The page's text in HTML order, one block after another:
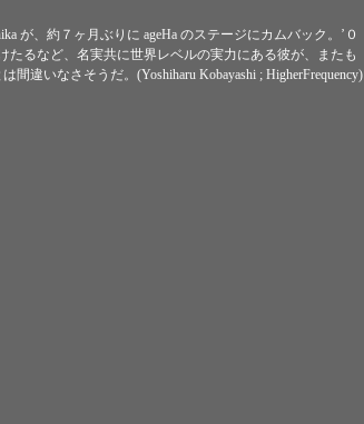
が、約７ヶ月ぶりに ageHa のステージにカムバック。’０
たるなど、名実共に世界レベルの実力にある彼が、またも
間違いなさそうだ。(Yoshiharu Kobayashi ; HigherFrequency)